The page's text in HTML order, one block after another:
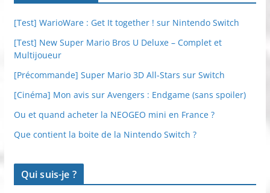
[Test] WarioWare : Get It together ! sur Nintendo Switch
[Test] New Super Mario Bros U Deluxe – Complet et
Multijoueur
[Précommande] Super Mario 3D All-Stars sur Switch
[Cinéma] Mon avis sur Avengers : Endgame (sans spoiler)
Ou et quand acheter la NEOGEO mini en France ?
Que contient la boite de la Nintendo Switch ?
Qui suis-je ?